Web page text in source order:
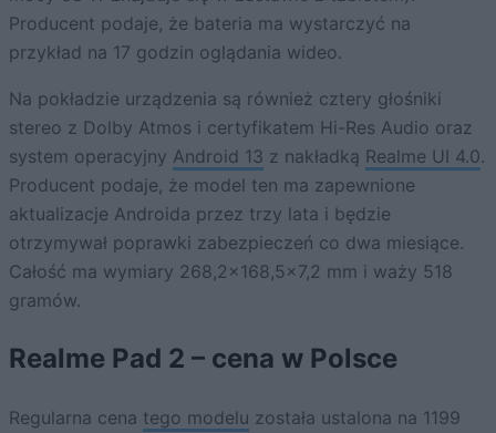
Producent podaje, że bateria ma wystarczyć na
przykład na 17 godzin oglądania wideo.
Na pokładzie urządzenia są również cztery głośniki
stereo z Dolby Atmos i certyfikatem Hi-Res Audio oraz
system operacyjny Android 13 z nakładką Realme UI 4.0.
Producent podaje, że model ten ma zapewnione
aktualizacje Androida przez trzy lata i będzie
otrzymywał poprawki zabezpieczeń co dwa miesiące.
Całość ma wymiary 268,2×168,5×7,2 mm i waży 518
gramów.
Realme Pad 2 – cena w Polsce
Regularna cena tego modelu została ustalona na 1199